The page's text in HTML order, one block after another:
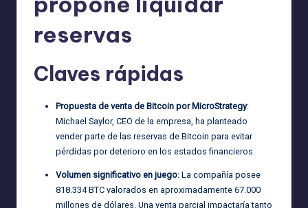
reservas
Claves rápidas
Propuesta de venta de Bitcoin por MicroStrategy:
Michael Saylor, CEO de la empresa, ha planteado
vender parte de las reservas de Bitcoin para evitar
pérdidas por deterioro en los estados financieros.
Volumen significativo en juego: La compañía posee
818.334 BTC valorados en aproximadamente 67.000
millones de dólares. Una venta parcial impactaría tanto